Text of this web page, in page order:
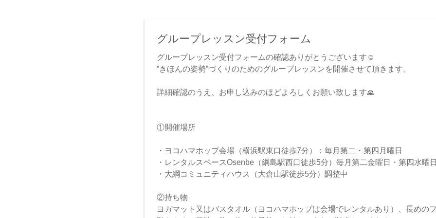
グループレッスン受付フォーム
グループレッスン受付フォームの確認ありがとうございます☺️
”きほんの姿勢”づくりのためのグループレッスンを開催させて頂きます。
詳細確認のうえ、お申し込みのほどよろしくお願い致します🙏
①開催場所
・ヨコハマホップ会場（横浜駅東口徒歩7分）：毎月第二・第四月曜日
・レンタルスペースOsenbe（綱島駅西口徒歩5分）毎月第二金曜日・第四水曜日
・大綱コミュニティハウス（大倉山駅徒歩5分）調整中
②持ち物
ヨガマット又はバスタオル（ヨコハマホップは会場でレンタルあり）、長めの